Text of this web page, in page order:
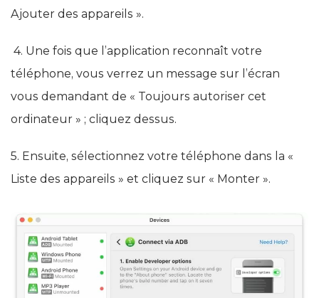
Ajouter des appareils ».
4. Une fois que l’application reconnaît votre
téléphone, vous verrez un message sur l’écran
vous demandant de « Toujours autoriser cet
ordinateur » ; cliquez dessus.
5. Ensuite, sélectionnez votre téléphone dans la «
Liste des appareils » et cliquez sur « Monter ».